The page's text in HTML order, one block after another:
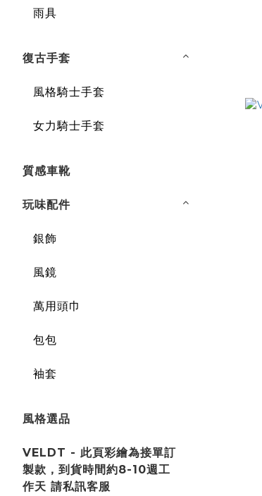
雨具
復古手套
風格騎士手套
女力騎士手套
質感車靴
玩味配件
銀飾
風鏡
萬用頭巾
包包
袖套
風格選品
VELDT - 此頁彩繪為接單訂
製款，到貨時間約8-10週工
作天 請私訊客服